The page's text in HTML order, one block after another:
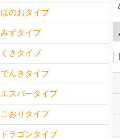
ほのおタイプ
みずタイプ
くさタイプ
でんきタイプ
エスパータイプ
こおりタイプ
ドラゴンタイプ